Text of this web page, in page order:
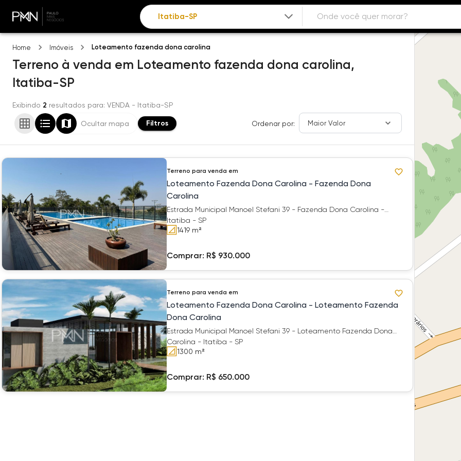
Home Imóveis Loteamento fazenda dona carolina
Terreno à venda em Loteamento fazenda dona carolina,
Itatiba-SP
Exibindo 2 resultados para: VENDA - Itatiba-SP
Ocultar mapa Filtros Ordenar por: Maior Valor
Terreno para venda em
Loteamento Fazenda Dona Carolina - Fazenda Dona
Carolina
Estrada Municipal Manoel Stefani 39 - Fazenda Dona Carolina -
Itatiba - SP
1419m²
Comprar: R$ 930.000
Terreno para venda em
Loteamento Fazenda Dona Carolina - Loteamento Fazenda
Dona Carolina
Estrada Municipal Manoel Stefani 39 - Loteamento Fazenda Dona
Carolina - Itatiba - SP
1300 m²
Comprar: R$ 650.000